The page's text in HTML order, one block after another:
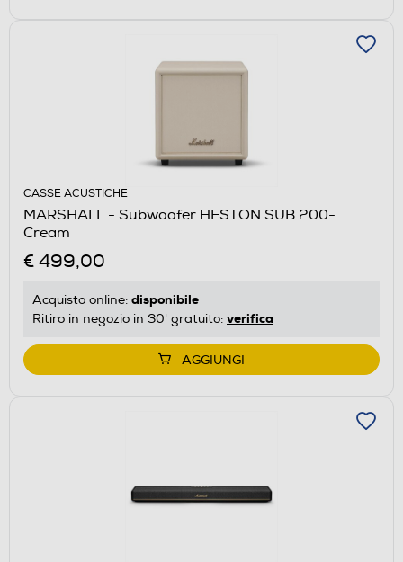
CASSE ACUSTICHE
MARSHALL - Subwoofer HESTON SUB 200-
Cream
€ 499,00
Acquisto online: disponibile
Ritiro in negozio in 30' gratuito: verifica
AGGIUNGI